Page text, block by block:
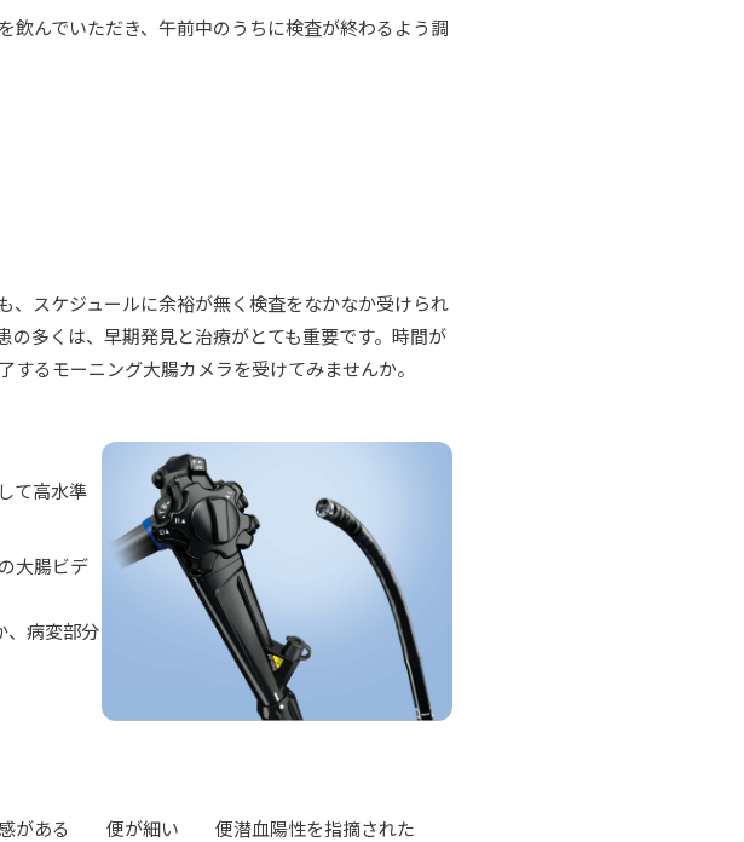
んでいただき、午前中のうちに検査が終わるよう調
スケジュールに余裕が無く検査をなかなか受けられ
多くは、早期発見と治療がとても重要です。時間が
るモーニング大腸カメラを受けてみませんか。
て高水準
大腸ビデ
、病変部分
がある 便が細い
便潜血陽性を指摘された